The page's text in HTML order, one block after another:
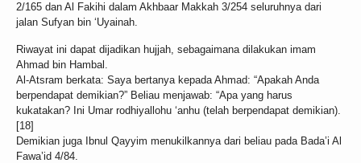
2/165 dan Al Fakihi dalam Akhbaar Makkah 3/254 seluruhnya dari
jalan Sufyan bin ‘Uyainah.
Riwayat ini dapat dijadikan hujjah, sebagaimana dilakukan imam
Ahmad bin Hambal.
Al-Atsram berkata: Saya bertanya kepada Ahmad: “Apakah Anda
berpendapat demikian?” Beliau menjawab: “Apa yang harus
kukatakan? Ini Umar rodhiyallohu ‘anhu (telah berpendapat demikian).
[18]
Demikian juga Ibnul Qayyim menukilkannya dari beliau pada Bada’i Al
Fawa’id 4/84.